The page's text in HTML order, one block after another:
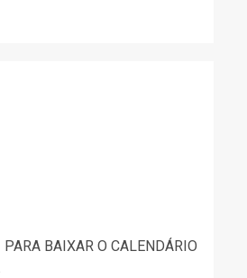
BAIXAR O CALENDÁRIO